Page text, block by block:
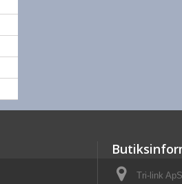
Tri-link